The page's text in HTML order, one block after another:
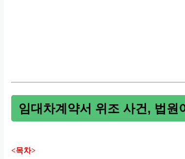
임대차계약서 위조 사건, 법원
<목차>